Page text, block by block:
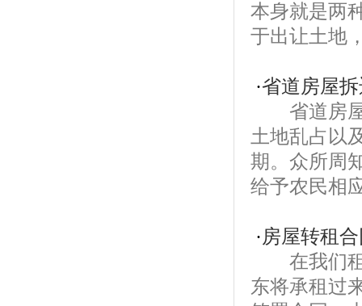
本身就是两
于出让土地
·省道房屋
省道房屋
土地乱占以
期。众所周
给予农民相
·房屋转租
在我们租
东将承租过